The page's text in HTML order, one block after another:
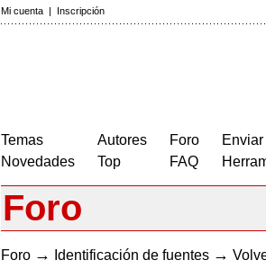
Mi cuenta | Inscripción
Temas
Novedades
Autores
Top
Foro
FAQ
Foro
Foro → Identificación de fuentes →